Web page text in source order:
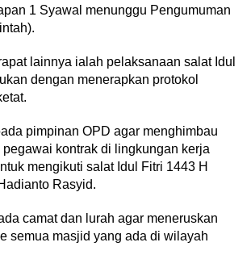
1 Syawal menunggu Pengumuman
lainnya ialah pelaksanaan salat Idul
dengan menerapkan protokol
pimpinan OPD agar menghimbau
kontrak di lingkungan kerja
mengikuti salat Idul Fitri 1443 H
Rasyid.
camat dan lurah agar meneruskan
semua masjid yang ada di wilayah